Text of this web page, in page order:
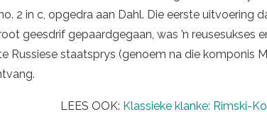
2 in c, opgedra aan Dahl. Die eerste uitvoering
geesdrif gepaardgegaan, was ’n reusesukses
Russiese staatsprys (genoem na die komponis
LEES OOK: Klassieke klanke: Rimski-